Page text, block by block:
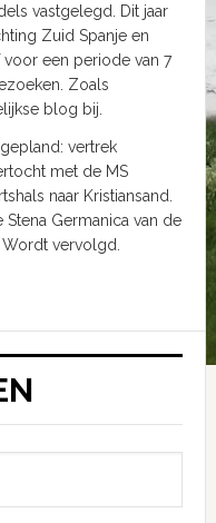
vastgelegd. Dit jaar
Zuid Spanje en
een periode van 7
Zoals
blog bij.
vertrek
met de MS
naar Kristiansand.
Germanica van de
vervolgd.